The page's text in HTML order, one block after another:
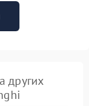
других